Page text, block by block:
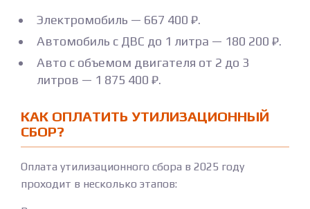
Электромобиль — 667 400 ₽.
Автомобиль с ДВС до 1 литра — 180 200 ₽.
Авто с объемом двигателя от 2 до 3
литров — 1 875 400 ₽.
КАК ОПЛАТИТЬ УТИЛИЗАЦИОННЫЙ
СБОР?
Оплата утилизационного сбора в 2025 году
проходит в несколько этапов: